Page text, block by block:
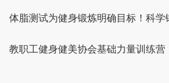
体脂测试为健身锻炼明确目标！科学
教职工健身健美协会基础力量训练营